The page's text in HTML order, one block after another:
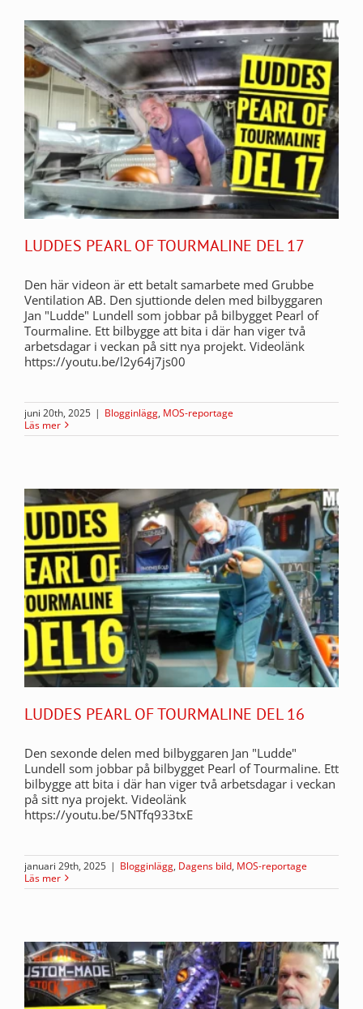
LUDDES PEARL OF TOURMALINE DEL 17
Den här videon är ett betalt samarbete med Grubbe
Ventilation AB. Den sjuttionde delen med bilbyggaren
Jan "Ludde" Lundell som jobbar på bilbygget Pearl of
Tourmaline. Ett bilbygge att bita i där han viger två
arbetsdagar i veckan på sitt nya projekt. Videolänk
https://youtu.be/l2y64j7js00
juni 20th, 2025 | Blogginlägg, MOS-reportage
Läs mer
LUDDES PEARL OF TOURMALINE DEL 16
Den sexonde delen med bilbyggaren Jan "Ludde"
Lundell som jobbar på bilbygget Pearl of Tourmaline. Ett
bilbygge att bita i där han viger två arbetsdagar i veckan
på sitt nya projekt. Videolänk
https://youtu.be/5NTfq933txE
januari 29th, 2025 | Blogginlägg, Dagens bild, MOS-reportage
Läs mer